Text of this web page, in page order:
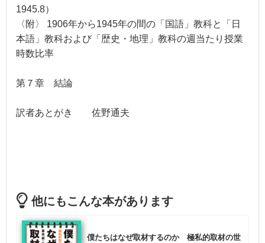
1945.8）
〈附〉 1906年から1945年の間の「国語」教科と「日
本語」教科および「歴史・地理」教科の週当たり授業
時数比率
第７章 結論
訳者あとがき 佐野通夫
他にもこんな本があります
僕たちはなぜ取材するのか 極私的取材の世